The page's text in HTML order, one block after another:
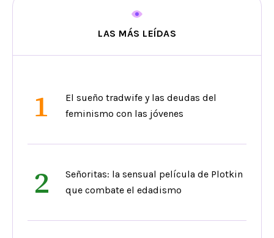
LAS MÁS LEÍDAS
1
El sueño tradwife y las deudas del
feminismo con las jóvenes
2
Señoritas: la sensual película de Plotkin
que combate el edadismo